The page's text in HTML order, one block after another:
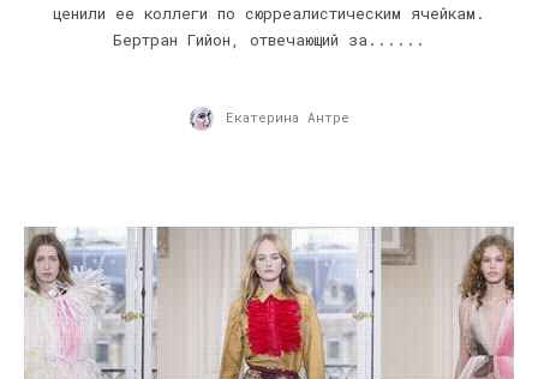
ценили ее коллеги по сюрреалистическим ячейкам.
Бертран Гийон, отвечающий за......
Екатерина Антре